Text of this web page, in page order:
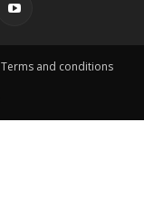
Terms and conditions